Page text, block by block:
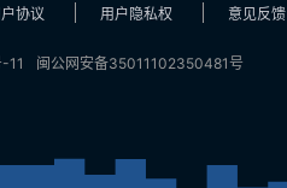
协议 用户隐私权 意见反馈
11 闽公网安备35011102350481号